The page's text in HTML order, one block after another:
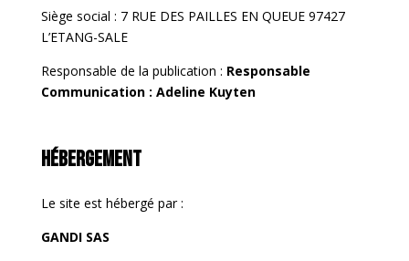
Siège social : 7 RUE DES PAILLES EN QUEUE 97427
L’ETANG-SALE
Responsable de la publication : Responsable
Communication : Adeline Kuyten
Hébergement
Le site est hébergé par :
GANDI SAS